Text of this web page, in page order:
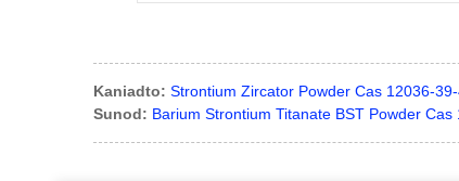
Kaniadto: Strontium Zircator Powder Cas 12036-
Sunod: Barium Strontium Titanate BST Powder Cas